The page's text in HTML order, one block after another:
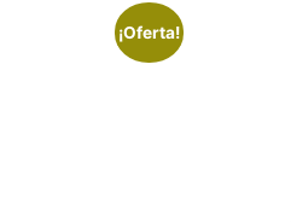
¡Oferta!